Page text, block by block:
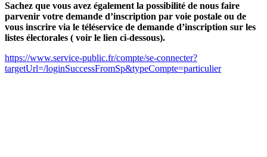
Sachez que vous avez également la possibilité de nous faire
parvenir votre demande d’inscription par voie postale ou de
vous inscrire via le téléservice de demande d’inscription sur les
listes électorales ( voir le lien ci-dessous).
https://www.service-public.fr/compte/se-connecter?
targetUrl=/loginSuccessFromSp&typeCompte=particulier